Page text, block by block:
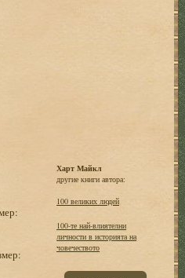
Харт Майкл
другие книги автора:
100 великих людей
100-те най-влиятелни
личности в историята на
човечеството